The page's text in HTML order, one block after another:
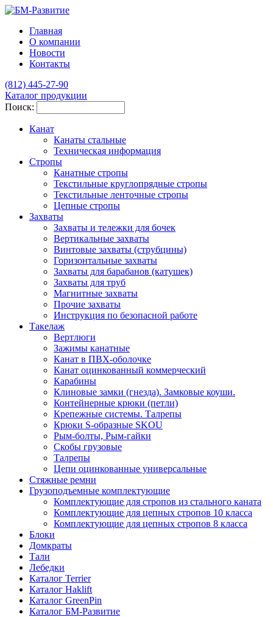
Главная
О компании
Новости
Контакты
(812) 445-27-90
Каталог продукции
Поиск:
Канат
Канаты стальные
Техническая информация
Стропы
Канатные стропы
Текстильные круглопрядные стропы
Текстильные ленточные стропы
Цепные стропы
Захваты
Захваты и тележки для бочек
Вертикальные захваты
Винтовые захваты (струбцины)
Горизонтальные захваты
Захваты для барабанов (катушек)
Захваты для труб
Магнитные захваты
Прочие захваты
Инструкция по безопасной работе
Такелаж
Вертлюги
Зажимы канатные
Канат в ПВХ-оболочке
Канат оцинкованный коммерческий
Карабины
Клиновые замки (гнезда). Замковые коуши.
Контейнерные крюки (петли)
Крепежные системы. Талрепы
Крюки S-образные SKOU
Рым-болты, Рым-гайки
Скобы грузовые
Талрепы
Цепи оцинкованные универсальные
Стяжные ремни
Грузоподъемные комплектующие
Комплектующие для стропов из стального каната
Комплектующие для цепных стропов 10 класса
Комплектующие для цепных стропов 8 класса
Блоки
Домкраты
Тали
Лебедки
Каталог Terrier
Каталог Haklift
Каталог GreenPin
Каталог БМ-Развитие